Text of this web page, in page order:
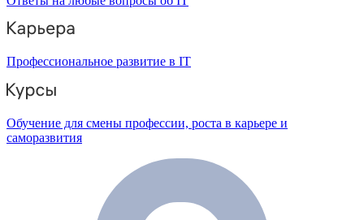
Профессиональное развитие в IT
Обучение для смены профессии, роста в карьере и
саморазвития